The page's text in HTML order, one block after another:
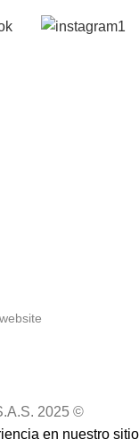
2025 ©
en nuestro sitio